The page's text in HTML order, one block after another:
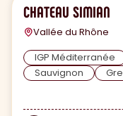
CHATEAU SIMIAN
Vallée du Rhône
IGP Méditerranée
Sauvignon